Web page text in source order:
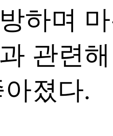
하며
관련
졌다.